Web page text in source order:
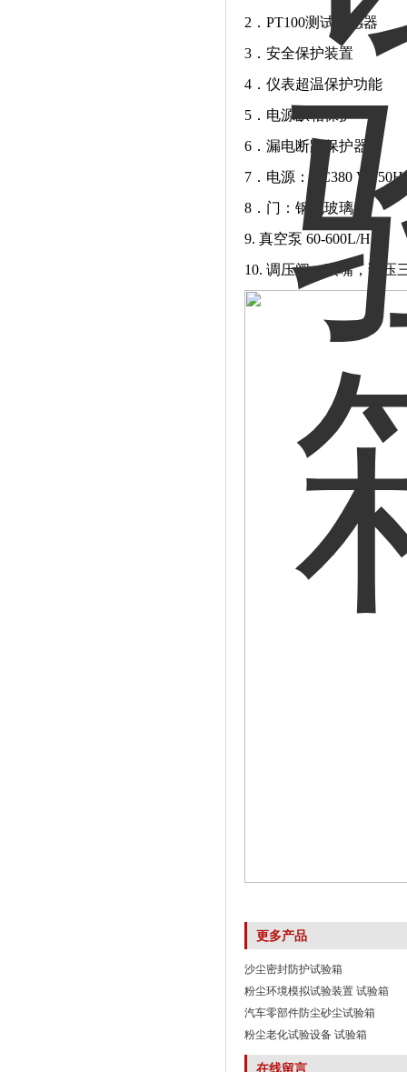
2．PT100测试传感器
3．安全保护装置
4．仪表超温保护功能
5．电源缺相保护
6．漏电断路保护器
7．电源：AC380 V
8．门：钢化玻璃门
9. 真空泵 60-600L/H
10. 调压阀，吸嘴，调压
更多产品
沙尘密封防护试验箱
粉尘环境模拟试验装置 试验箱
汽车零部件防尘砂尘试验箱
粉尘老化试验设备 试验箱
在线留言